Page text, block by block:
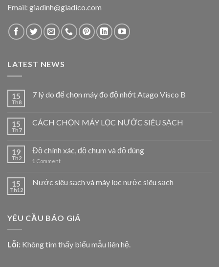
Email: giadinh@giadico.com
LATEST NEWS
15
Th8
7 lý do để chọn máy đo độ nhớt Atago Visco B
15
Th7
CÁCH CHỌN MÁY LỌC NƯỚC SIÊU SẠCH
19
Th2
Độ chính xác, độ chụm và độ đúng
1 Comment
15
Th12
Nước siêu sạch và máy lọc nước siêu sạch
YÊU CẦU BÁO GIÁ
Lỗi: Không tìm thấy biểu mẫu liên hệ.